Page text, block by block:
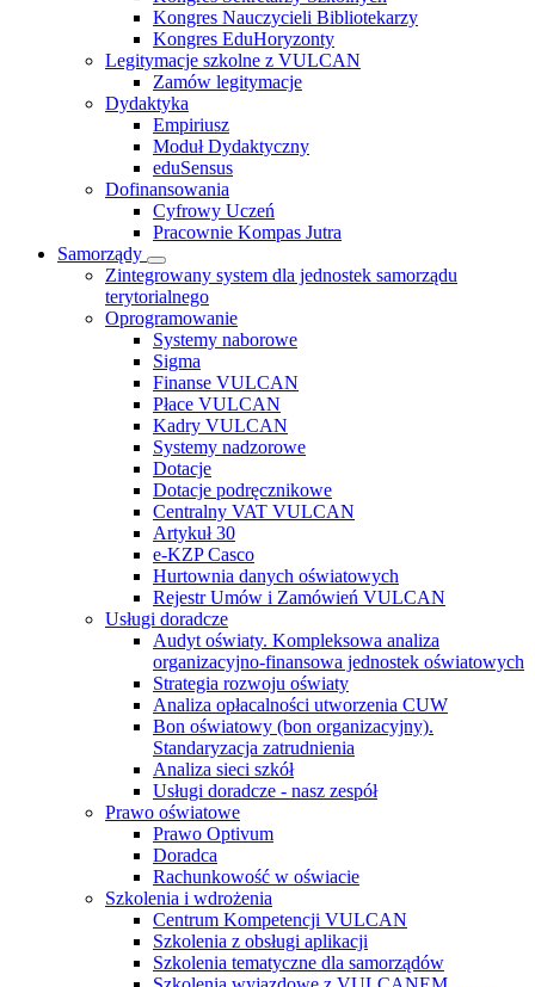
Kongres Nauczycieli Bibliotekarzy
Kongres EduHoryzonty
Legitymacje szkolne z VULCAN
Zamów legitymacje
Dydaktyka
Empiriusz
Moduł Dydaktyczny
eduSensus
Dofinansowania
Cyfrowy Uczeń
Pracownie Kompas Jutra
Samorządy
Zintegrowany system dla jednostek samorządu
terytorialnego
Oprogramowanie
Systemy naborowe
Sigma
Finanse VULCAN
Płace VULCAN
Kadry VULCAN
Systemy nadzorowe
Dotacje
Dotacje podręcznikowe
Centralny VAT VULCAN
Artykuł 30
e-KZP Casco
Hurtownia danych oświatowych
Rejestr Umów i Zamówień VULCAN
Usługi doradcze
Audyt oświaty. Kompleksowa analiza
organizacyjno-finansowa jednostek oświatowych
Strategia rozwoju oświaty
Analiza opłacalności utworzenia CUW
Bon oświatowy (bon organizacyjny).
Standaryzacja zatrudnienia
Analiza sieci szkół
Usługi doradcze - nasz zespół
Prawo oświatowe
Prawo Optivum
Doradca
Rachunkowość w oświacie
Szkolenia i wdrożenia
Centrum Kompetencji VULCAN
Szkolenia z obsługi aplikacji
Szkolenia tematyczne dla samorządów